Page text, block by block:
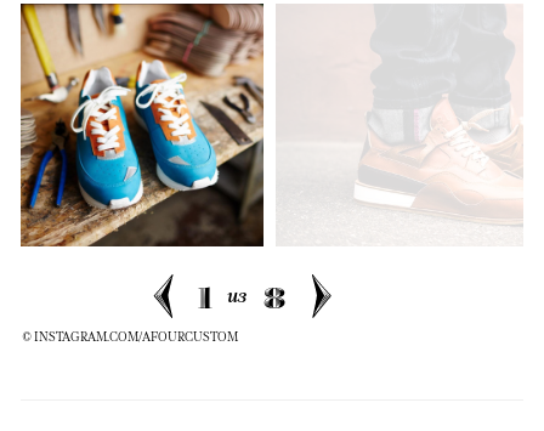
1 из 8
© INSTAGRAM.COM/AFOURCUSTOM